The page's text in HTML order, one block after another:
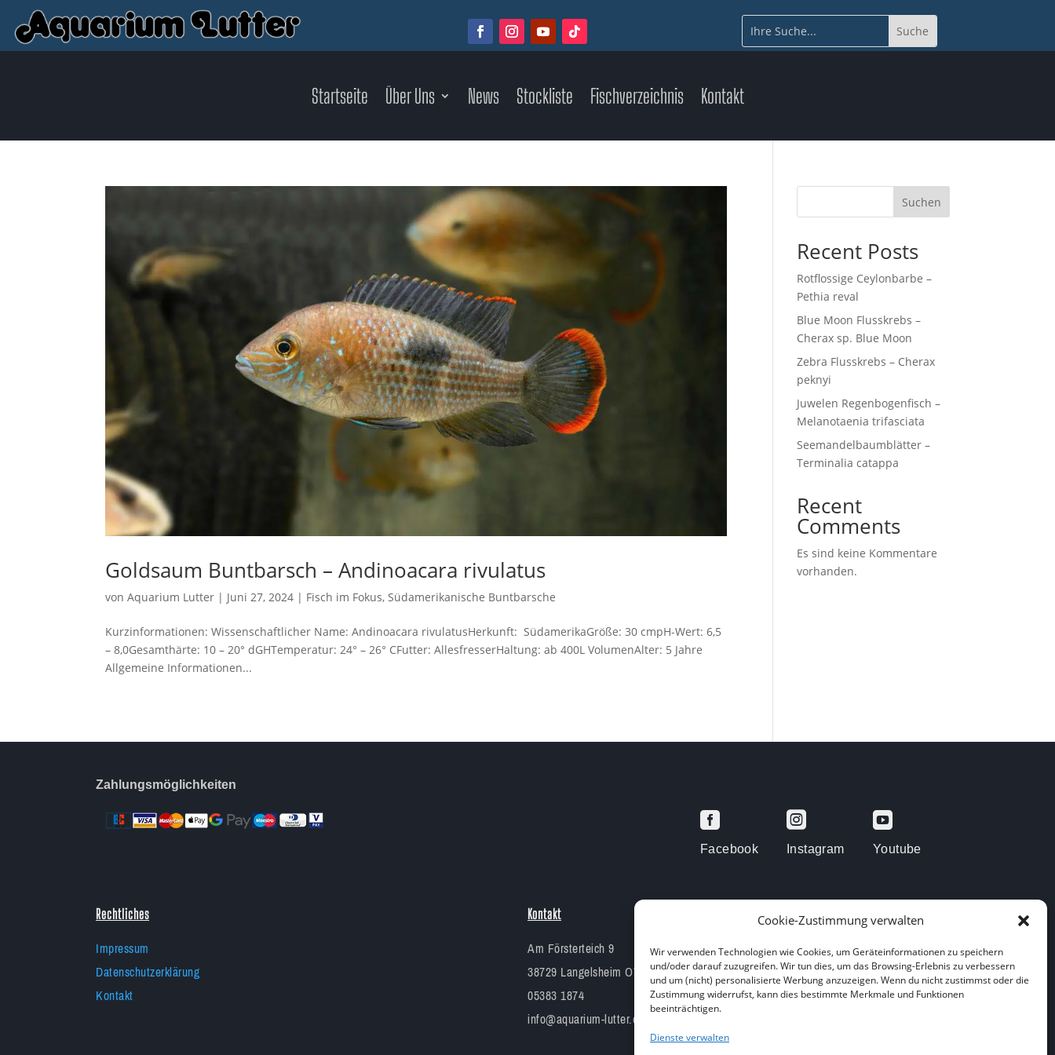
Cookie-Zustimmung verwalten
Wir verwenden Technologien wie Cookies, um Geräteinformationen zu speichern
und/oder darauf zuzugreifen. Wir tun dies, um das Browsing-Erlebnis zu verbessern
und um (nicht) personalisierte Werbung anzuzeigen. Wenn du nicht zustimmst oder die
Zustimmung widerrufst, kann dies bestimmte Merkmale und Funktionen
beeinträchtigen.
Dienste verwalten
Startseite Über Uns News Stockliste Fischverzeichnis Kontakt
Goldsaum Buntbarsch – Andinoacara rivulatus
vonAquarium Lutter | Juni 27, 2024 | Fisch im Fokus, Südamerikanische Buntbarsche
Kurzinformationen: Wissenschaftlicher Name: Andinoacara rivulatusHerkunft: SüdamerikaGröße: 30 cmpH-Wert: 6,5
– 8,0Gesamthärte: 10 – 20° dGHTemperatur: 24° – 26° CFutter: AllesfresserHaltung: ab 400L VolumenAlter: 5 Jahre
Allgemeine Informationen...
Suchen
Recent Posts
Rotflossige Ceylonbarbe –
Pethia reval
Blue Moon Flusskrebs –
Cherax sp. Blue Moon
Zebra Flusskrebs – Cherax
peknyi
Juwelen Regenbogenfisch –
Melanotaenia trifasciata
Seemandelbaumblätter –
Terminalia catappa
Recent
Comments
Es sind keine Kommentare
vorhanden.
Zahlungsmöglichkeiten

Facebook

Instagram

Youtube
Rechtliches
Impressum
Datenschutzerklärung
Kontakt
Kontakt
Am Försterteich 9
38729 Langelsheim OT Lutter am Barenberge
05383 1874
info@aquarium-lutter.de